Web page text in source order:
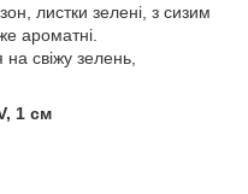
листки зелені, з сизим
ароматні.
свіжу зелень,
1 см